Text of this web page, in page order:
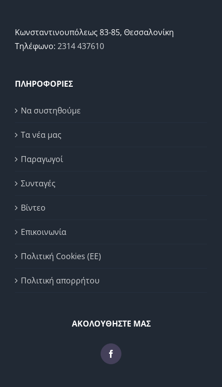
Κωνσταντινουπόλεως 83-85, Θεσσαλονίκη
Τηλέφωνο: 2314 437610
ΠΛΗΡΟΦΟΡΙΕΣ
Να συστηθούμε
Τα νέα μας
Παραγωγοί
Συνταγές
Βίντεο
Επικοινωνία
Πολιτική Cookies (ΕΕ)
Πολιτική απορρήτου
ΑΚΟΛΟΥΘΗΣΤΕ ΜΑΣ